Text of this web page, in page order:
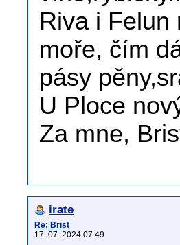
Riva i Felun
moře, čím
pásy
U Ploce
Za mne,
irate
Re: Brist
17. 07. 2024 07:49